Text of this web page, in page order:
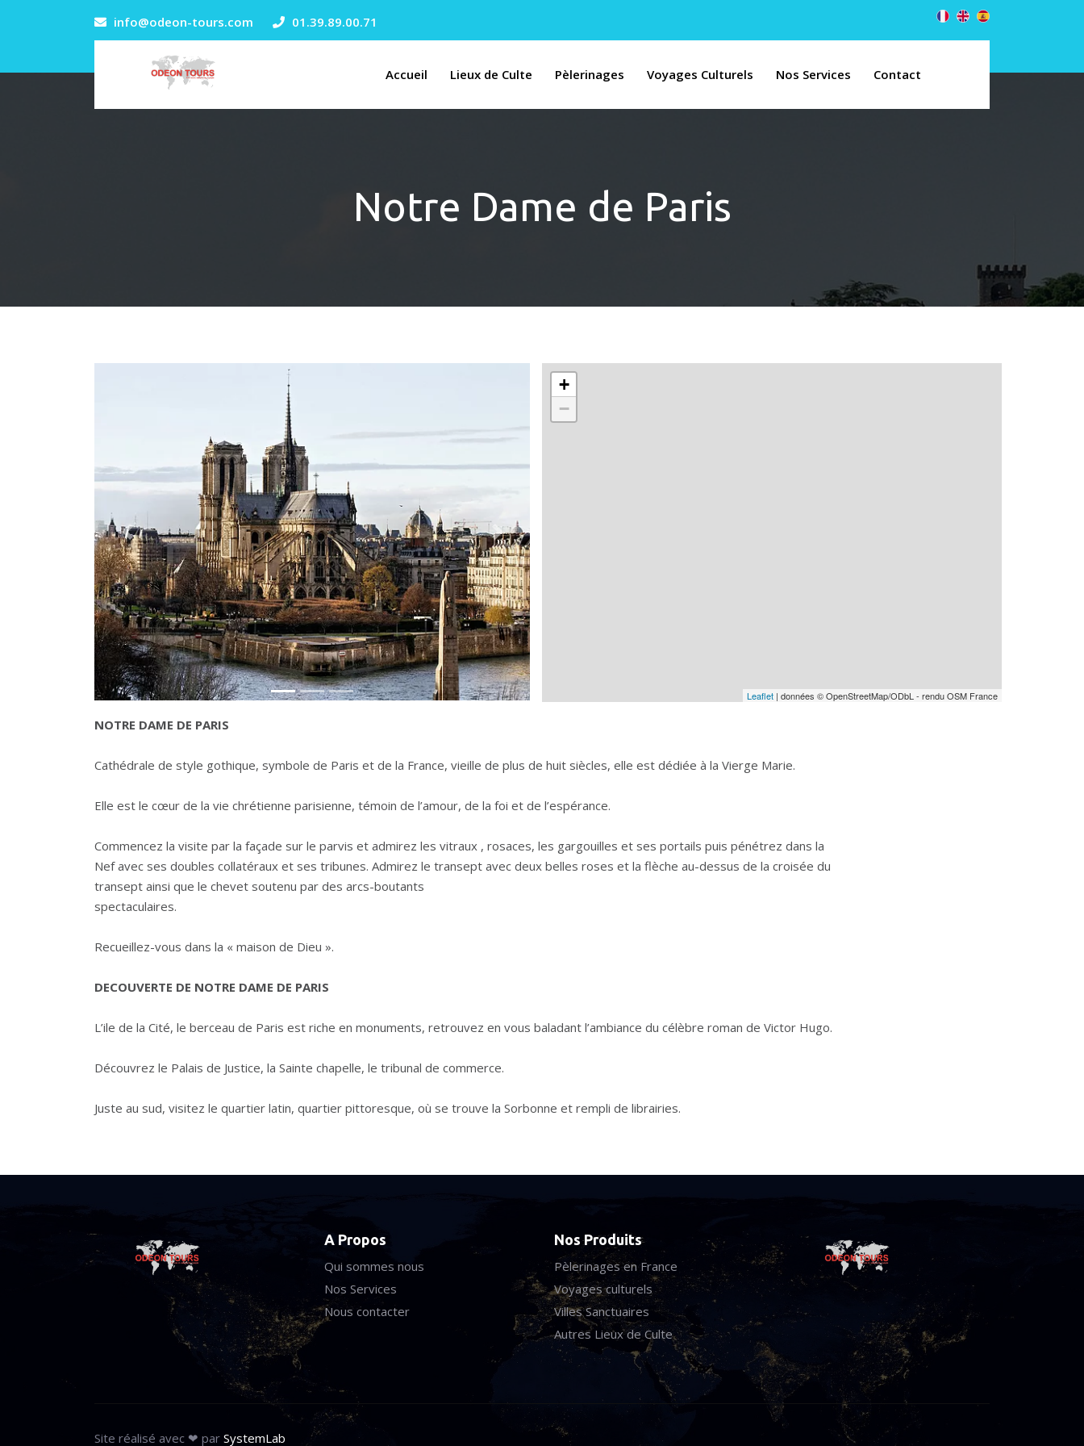
info@odeon-tours.com 01.39.89.00.71
Accueil Lieux de Culte Pèlerinages Voyages Culturels Nos Services Contact
Notre Dame de Paris
Précédant Suivant
+
−
Leaflet | données © OpenStreetMap/ODbL - rendu OSM France
NOTRE DAME DE PARIS
Cathédrale de style gothique, symbole de Paris et de la France, vieille de plus de huit siècles, elle est dédiée à la Vierge Marie.
Elle est le cœur de la vie chrétienne parisienne, témoin de l’amour, de la foi et de l’espérance.
Commencez la visite par la façade sur le parvis et admirez les vitraux , rosaces, les gargouilles et ses portails puis pénétrez dans la
Nef avec ses doubles collatéraux et ses tribunes. Admirez le transept avec deux belles roses et la flèche au-dessus de la croisée du
transept ainsi que le chevet soutenu par des arcs-boutants
spectaculaires.
Recueillez-vous dans la « maison de Dieu ».
DECOUVERTE DE NOTRE DAME DE PARIS
L’ile de la Cité, le berceau de Paris est riche en monuments, retrouvez en vous baladant l’ambiance du célèbre roman de Victor Hugo.
Découvrez le Palais de Justice, la Sainte chapelle, le tribunal de commerce.
Juste au sud, visitez le quartier latin, quartier pittoresque, où se trouve la Sorbonne et rempli de librairies.
A Propos
Qui sommes nous
Nos Services
Nous contacter
Nos Produits
Pèlerinages en France
Voyages culturels
Villes Sanctuaires
Autres Lieux de Culte
Site réalisé avec ❤ par SystemLab